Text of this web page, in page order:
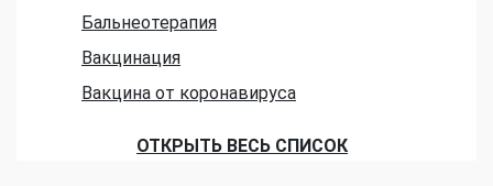
Бальнеотерапия
Вакцинация
Вакцина от коронавируса
ОТКРЫТЬ ВЕСЬ СПИСОК